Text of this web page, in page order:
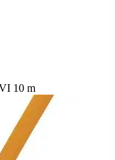
10 m